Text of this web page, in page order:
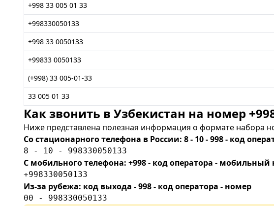
+998 33 005 01 33
+998330050133
+998 33 0050133
+99833 0050133
(+998) 33 005-01-33
33 005 01 33
Как звонить в Узбекистан на номер
Ниже представлена полезная информация о формате набора
Со стационарного телефона в России: 8 - 10 - 998 - код
8 - 10 - 998330050133
С мобильного телефона: +998 - код оператора - мобильный
+998330050133
Из-за рубежа: код выхода - 998 - код оператора - номер
00 - 998330050133